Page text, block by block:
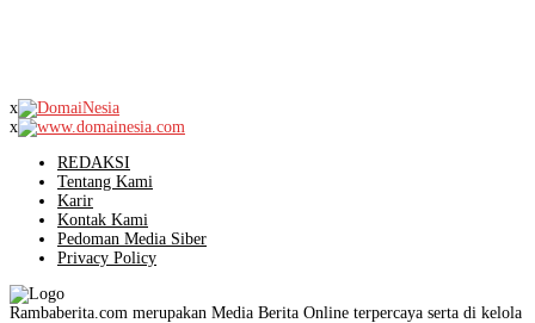
x
x
REDAKSI
Tentang Kami
Karir
Kontak Kami
Pedoman Media Siber
Privacy Policy
Rambaberita.com merupakan Media Berita Online terpercaya serta di kelola